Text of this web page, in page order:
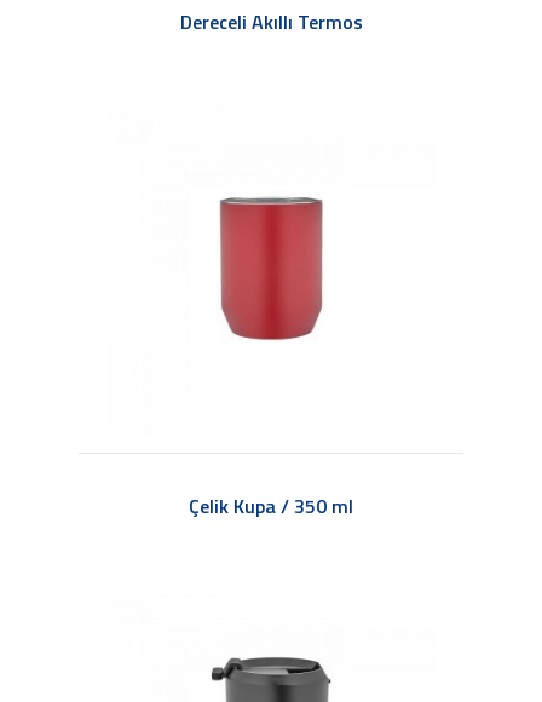
Dereceli Akıllı Termos
Çelik Kupa / 350 ml